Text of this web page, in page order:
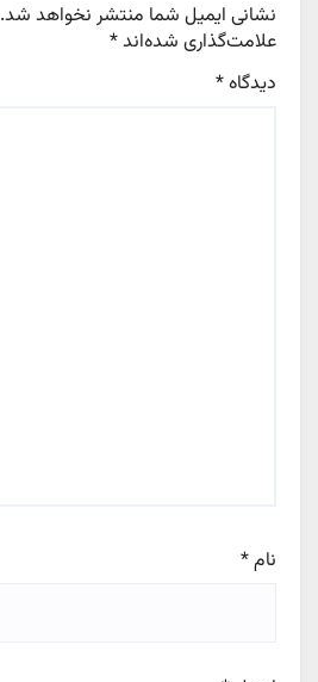
نشانی ایمیل شما منتشر نخواهد شد.
علامت‌گذاری شده‌اند*
دیدگاه*
نام*